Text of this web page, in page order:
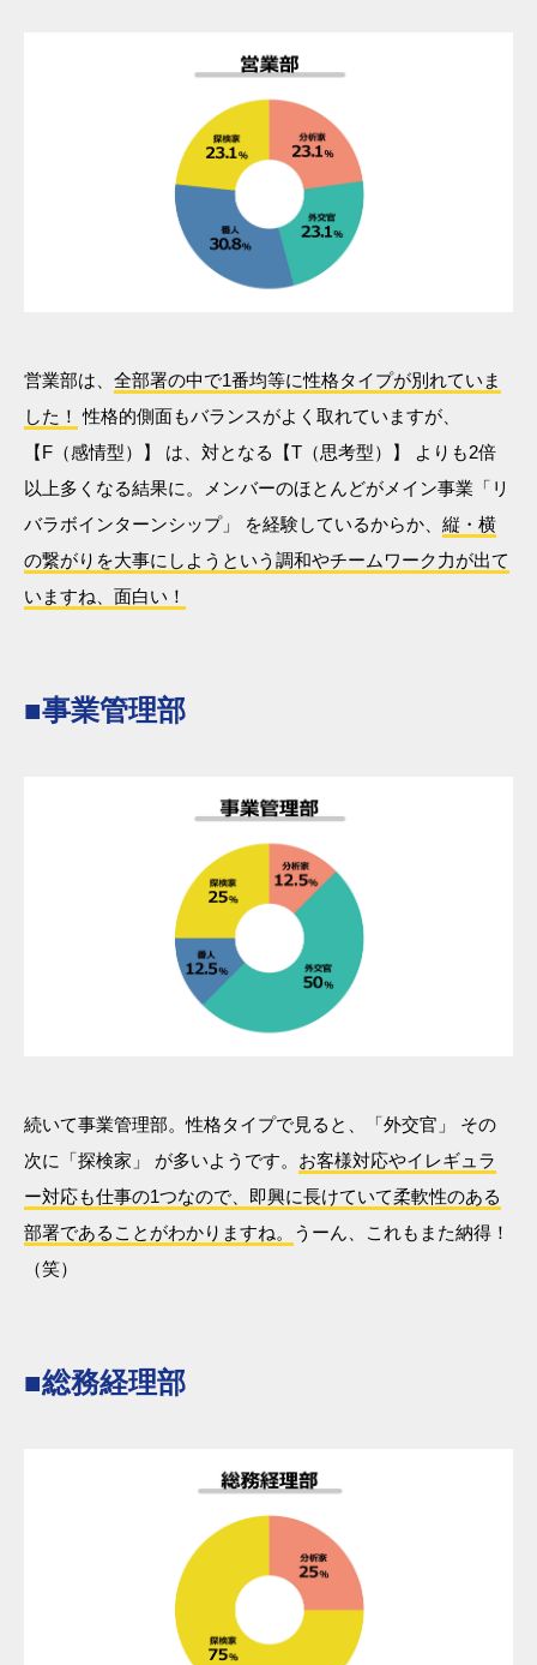
営業部は、 全部署の中で1番均等に性格タイプが別れていま
した！ 性格的側面もバランスがよく取れていますが、
【F（感情型）】 は、対となる【T（思考型）】 よりも2倍
以上多くなる結果に。メンバーのほとんどがメイン事業「リ
バラボインターンシップ」 を経験しているからか、 縦・横
の繋がりを大事にしようという調和やチームワーク力が出て
いますね、面白い！
■事業管理部
続いて事業管理部。性格タイプで見ると、「外交官」 その
次に「探検家」 が多いようです。 お客様対応やイレギュラ
ー対応も仕事の1つなので、即興に長けていて柔軟性のある
部署であることがわかりますね。
うーん、これもまた納得！
（笑）
■総務経理部